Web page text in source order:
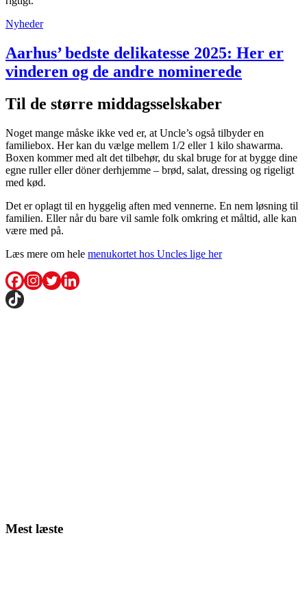
Nyheder
Aarhus’ bedste delikatesse 2025: Her er
vinderen og de andre nominerede
Til de større middagsselskaber
Noget mange måske ikke ved er, at Uncle’s også tilbyder en
familiebox. Her kan du vælge mellem 1/2 eller 1 kilo shawarma.
Boxen kommer med alt det tilbehør, du skal bruge for at bygge dine
egne ruller eller döner derhjemme – brød, salat, dressing og rigeligt
med kød.
Det er oplagt til en hyggelig aften med vennerne. En nem løsning til
familien. Eller når du bare vil samle folk omkring et måltid, alle kan
være med på.
Læs mere om hele menukortet hos Uncles lige her
Mest læste